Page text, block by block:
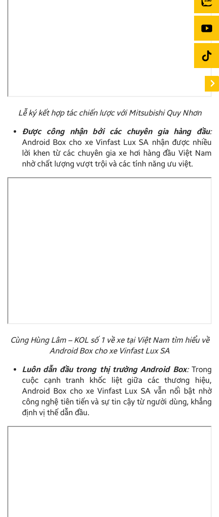
Lễ ký kết hợp tác chiến lược với Mitsubishi Quy Nhơn
Được công nhận bởi các chuyên gia hàng đầu:
Android Box cho xe Vinfast Lux SA nhận được nhiều
lời khen từ các chuyên gia xe hơi hàng đầu Việt Nam
nhờ chất lượng vượt trội và các tính năng ưu việt.
Cùng Hùng Lâm – KOL số 1 về xe tại Việt Nam tìm hiểu về
Android Box cho xe Vinfast Lux SA
Luôn dẫn đầu trong thị trường Android Box:Trong
cuộc cạnh tranh khốc liệt giữa các thương hiệu,
Android Box cho xe Vinfast Lux SA vẫn nổi bật nhờ
công nghệ tiên tiến và sự tin cậy từ người dùng, khẳng
định vị thế dẫn đầu.